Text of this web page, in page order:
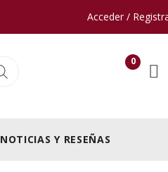
Acceder /
0
NOTICIAS Y RESEÑAS